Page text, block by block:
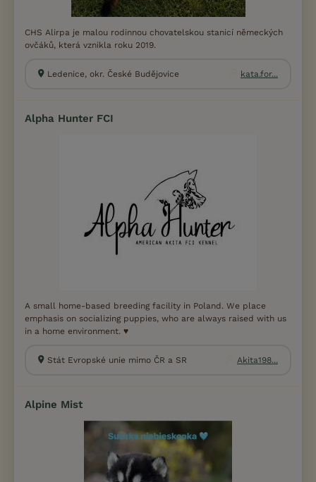
CHS Alirpa je malou rodinnou chovatelskou stanicí německých
ovčáků, která vznikla roku 2019.
Ledenice, okr. České Budějovice kata.for...
Alpha Hunter FCI
A small home-based breeding facility in Poland. We place
emphasis on socializing puppies, who are always raised with us
in a home environment. ♥️
Stát Evropské unie mimo ČR a SR Akita198...
Alpine Mist